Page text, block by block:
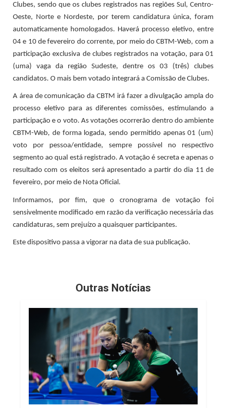
Clubes, sendo que os clubes registrados nas regiões Sul, Centro-
Oeste, Norte e Nordeste, por terem candidatura única, foram
automaticamente homologados. Haverá processo eletivo, entre
04 e 10 de fevereiro do corrente, por meio do CBTM-Web, com a
participação exclusiva de clubes registrados na votação, para 01
(uma) vaga da região Sudeste, dentre os 03 (três) clubes
candidatos. O mais bem votado integrará a Comissão de Clubes.
A área de comunicação da CBTM irá fazer a divulgação ampla do
processo eletivo para as diferentes comissões, estimulando a
participação e o voto. As votações ocorrerão dentro do ambiente
CBTM-Web, de forma logada, sendo permitido apenas 01 (um)
voto por pessoa/entidade, sempre possível no respectivo
segmento ao qual está registrado. A votação é secreta e apenas o
resultado com os eleitos será apresentado a partir do dia 11 de
fevereiro, por meio de Nota Oficial.
Informamos, por fim, que o cronograma de votação foi
sensivelmente modificado em razão da verificação necessária das
candidaturas, sem prejuízo a quaisquer participantes.
Este dispositivo passa a vigorar na data de sua publicação.
Outras Notícias